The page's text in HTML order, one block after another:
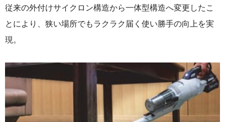
従来の外付けサイクロン構造から一体型構造へ変更したこ
とにより、狭い場所でもラクラク届く使い勝手の向上を実
現。